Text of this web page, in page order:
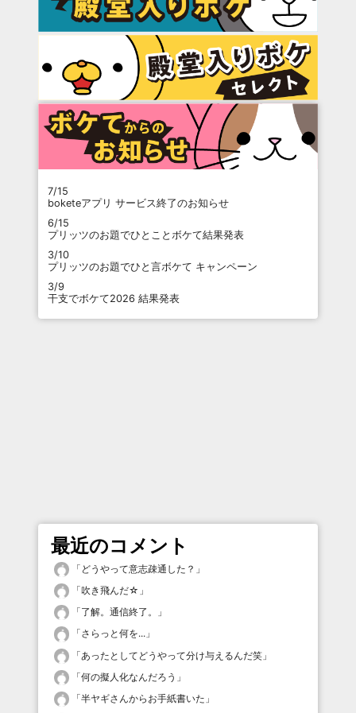
7/15
boketeアプリ サービス終了のお知らせ
6/15
プリッツのお題でひとことボケて結果発表
3/10
プリッツのお題でひと言ボケて キャンペーン
3/9
干支でボケて2026 結果発表
最近のコメント
「 どうやって意志疎通した？ 」
「吹き飛んだ☆ 」
「了解。通信終了。
」
「さらっと何を... 」
「あったとしてどうやって分け与えるんだ笑 」
「何の擬人化なんだろう 」
「半ヤギさんからお手紙書いた 」